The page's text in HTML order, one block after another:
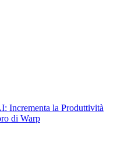
Incrementa la Produttività
di Warp